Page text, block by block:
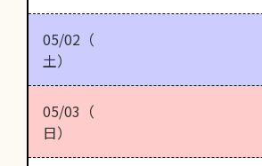
05/02（
土）
05/03（
日）